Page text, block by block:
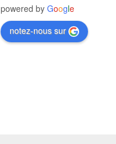
powered by Google
notez-nous sur